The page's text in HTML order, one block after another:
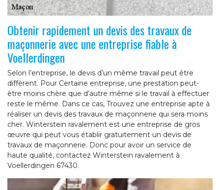
Obtenir rapidement un devis des travaux de
maçonnerie avec une entreprise fiable à
Voellerdingen
Selon l’entreprise, le devis d’un même travail peut être
diffèrent. Pour Certaine entreprise, une prestation peut-
être moins chère que d’autre même si le travail à effectuer
reste le même. Dans ce cas, Trouvez une entreprise apte à
réaliser un devis des travaux de maçonnerie qui sera moins
cher. Winterstein ravalement est une entreprise de gros
œuvre qui peut vous établir gratuitement un devis de
travaux de maçonnerie. Donc pour avoir un service de
haute qualité, contactez Winterstein ravalement à
Voellerdingen 67430.